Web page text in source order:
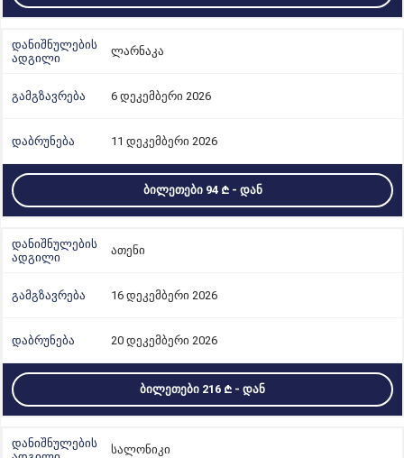
ლარნაკა
6 დეკემბერი 2026
11 დეკემბერი 2026
ᲑᲘᲚᲔᲗᲔᲑᲘ 94 - ᲓᲐᲜ
ათენი
16 დეკემბერი 2026
20 დეკემბერი 2026
ᲑᲘᲚᲔᲗᲔᲑᲘ 216 - ᲓᲐᲜ
სალონიკი